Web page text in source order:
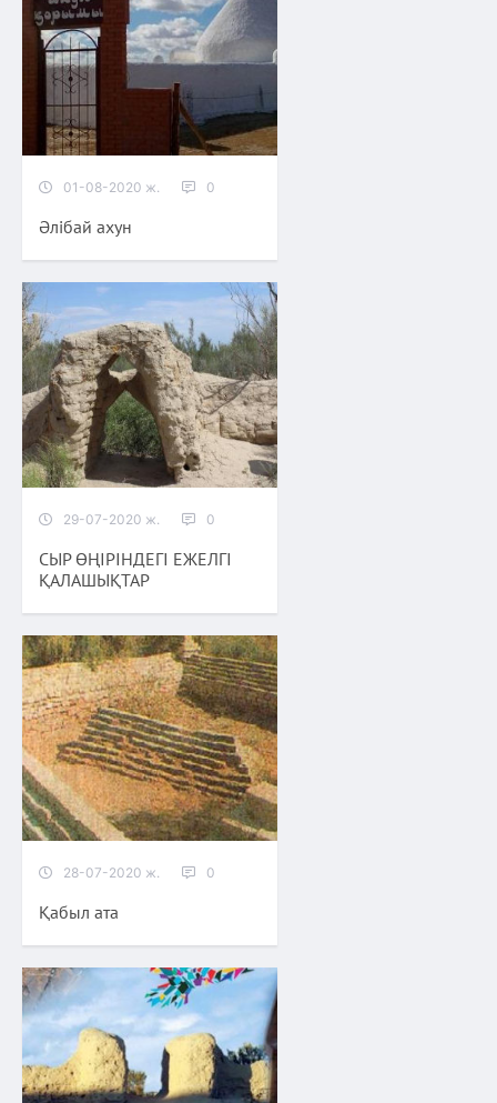
01-08-2020 ж. 0
Әлібай ахун
29-07-2020 ж. 0
СЫР ӨҢІРІНДЕГІ ЕЖЕЛГІ
ҚАЛАШЫҚТАР
28-07-2020 ж. 0
Қабыл ата